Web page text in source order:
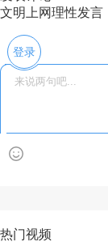
文明上网理性发言
登录
热门视频